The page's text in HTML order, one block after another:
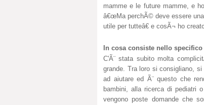
mamme e le future mamme, e
â€œMa perchÃ© deve essere
utile per tutteâ€ e cosÃ¬ ho
In cosa consiste nello
C'Ã¨ stata subito molta
grande. Tra loro si consigliano,
ad aiutare ed Ã¨ questo che
bambini, alla ricerca di pediatri
vengono poste domande che